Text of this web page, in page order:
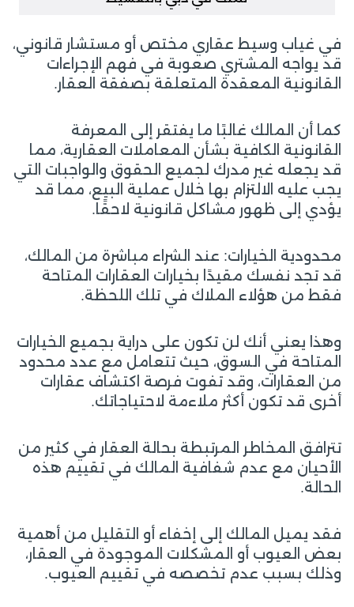
في غياب وسيط عقاري مختص أو مستشار قانوني،
قد يواجه المشتري صعوبة في فهم الإجراءات
القانونية المعقدة المتعلقة بصفقة العقار.
كما أن المالك غالبًا ما يفتقر إلى المعرفة
القانونية الكافية بشأن المعاملات العقارية، مما
قد يجعله غير مدرك لجميع الحقوق والواجبات التي
يجب عليه الالتزام بها خلال عملية البيع، مما قد
يؤدي إلى ظهور مشاكل قانونية لاحقًا.
محدودية الخيارات: عند الشراء مباشرة من المالك،
قد تجد نفسك مقيدًا بخيارات العقارات المتاحة
فقط من هؤلاء الملاك في تلك اللحظة.
وهذا يعني أنك لن تكون على دراية بجميع الخيارات
المتاحة في السوق، حيث تتعامل مع عدد محدود
من العقارات، وقد تفوت فرصة اكتشاف عقارات
أخرى قد تكون أكثر ملاءمة لاحتياجاتك.
تترافق المخاطر المرتبطة بحالة العقار في كثير من
الأحيان مع عدم شفافية المالك في تقييم هذه
الحالة.
فقد يميل المالك إلى إخفاء أو التقليل من أهمية
بعض العيوب أو المشكلات الموجودة في العقار،
وذلك بسبب عدم تخصصه في تقييم العيوب.